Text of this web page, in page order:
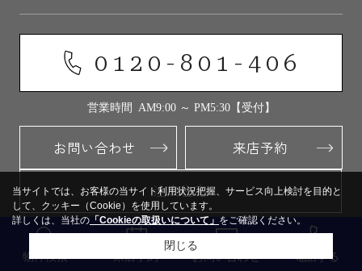
0120-801-406
営業時間 AM9:00 ～ PM5:30【受付】
お問い合わせ 来店予約
注文住宅
PICK UP
物件検索 来店予約 お問い合わせ 電話する
当サイトでは、お客様の当サイト利用状況把握、サービス向上検討を目的と
して、クッキー（Cookie）を使用しています。
詳しくは、当社の 「Cookieの取扱いについて」 をご確認ください。
閉じる